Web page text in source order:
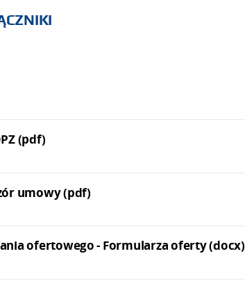
(pdf)
umowy (pdf)
ofertowego - Formularza oferty (docx)